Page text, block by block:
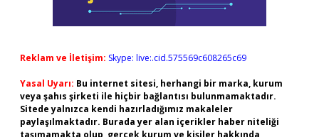
Reklam ve İletişim: Skype: live:.cid.575569c608265c69
Yasal Uyarı: Bu internet sitesi, herhangi bir marka, kurum
veya şahıs şirketi ile hiçbir bağlantısı bulunmamaktadır.
Sitede yalnızca kendi hazırladığımız makaleler
paylaşılmaktadır. Burada yer alan içerikler haber niteliği
taşımamakta olup, gerçek kurum ve kişiler hakkında